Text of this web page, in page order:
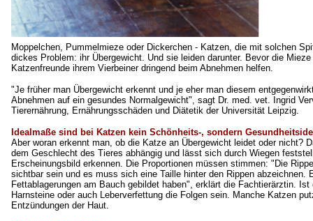
Moppelchen, Pummelmieze oder Dickerchen - Katzen, die mit solchen
dickes Problem: ihr Übergewicht. Und sie leiden darunter. Bevor die
Katzenfreunde ihrem Vierbeiner dringend beim Abnehmen helfen.
"Je früher man Übergewicht erkennt und je eher man diesem
Abnehmen auf ein gesundes Normalgewicht", sagt Dr. med. vet. Ingrid
Tierernährung, Ernährungsschäden und Diätetik der Universität Leipzig.
Idealmaße sind bei Katzen kein Schönheits-, sondern
Aber woran erkennt man, ob die Katze an Übergewicht leidet oder nicht?
dem Geschlecht des Tieres abhängig und lässt sich durch Wiegen
Erscheinungsbild erkennen. Die Proportionen müssen stimmen: "Die
sichtbar sein und es muss sich eine Taille hinter den Rippen abzeichnen.
Fettablagerungen am Bauch gebildet haben", erklärt die Fachtierärztin.
Harnsteine oder auch Leberverfettung die Folgen sein. Manche Katzen
Entzündungen der Haut.